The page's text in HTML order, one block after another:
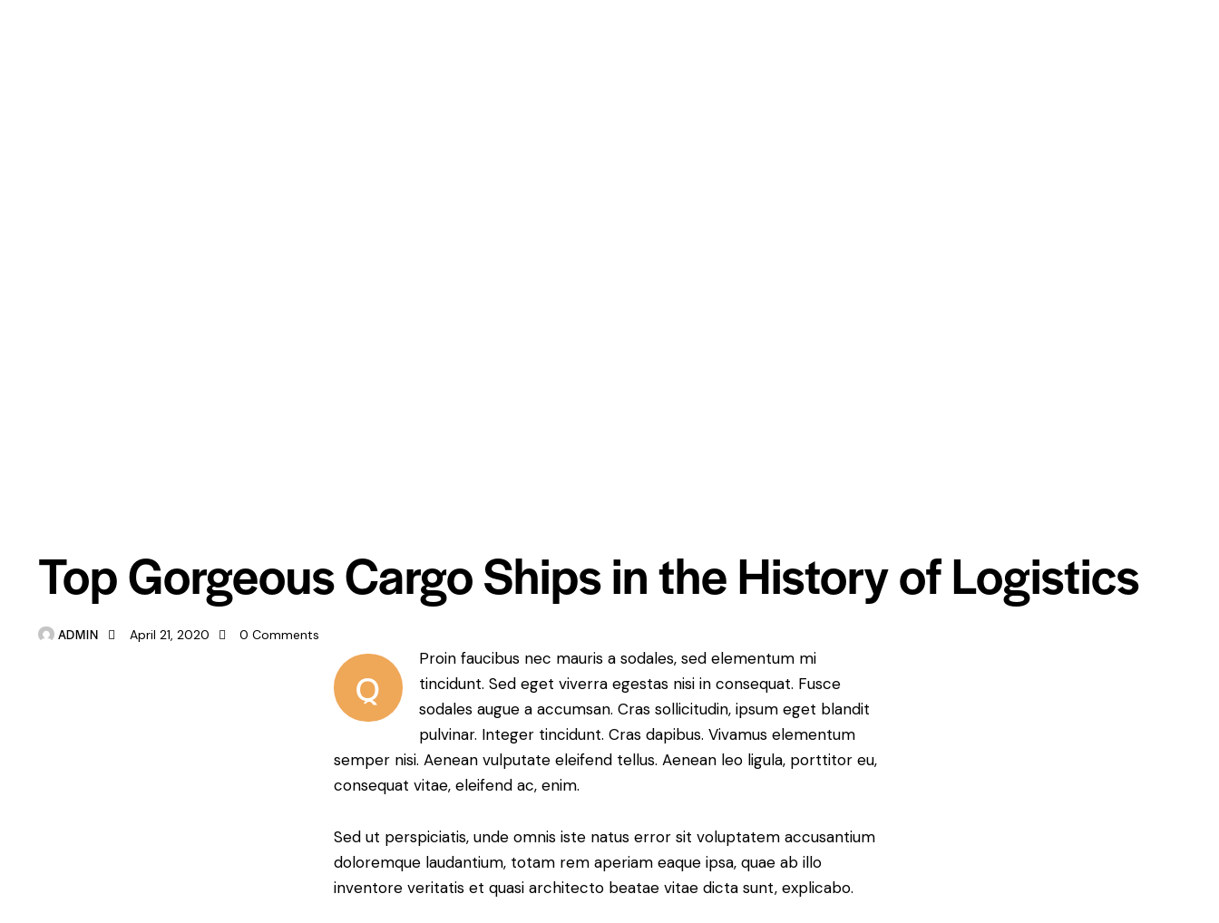
Top Gorgeous Cargo Ships in the History of Logistics
ADMIN April 21, 2020 0 Comments
Q
Proin faucibus nec mauris a sodales, sed elementum mi
tincidunt. Sed eget viverra egestas nisi in consequat. Fusce
sodales augue a accumsan. Cras sollicitudin, ipsum eget blandit
pulvinar. Integer tincidunt. Cras dapibus. Vivamus elementum
semper nisi. Aenean vulputate eleifend tellus. Aenean leo ligula, porttitor eu,
consequat vitae, eleifend ac, enim.
Sed ut perspiciatis, unde omnis iste natus error sit voluptatem accusantium
doloremque laudantium, totam rem aperiam eaque ipsa, quae ab illo
inventore veritatis et quasi architecto beatae vitae dicta sunt, explicabo.